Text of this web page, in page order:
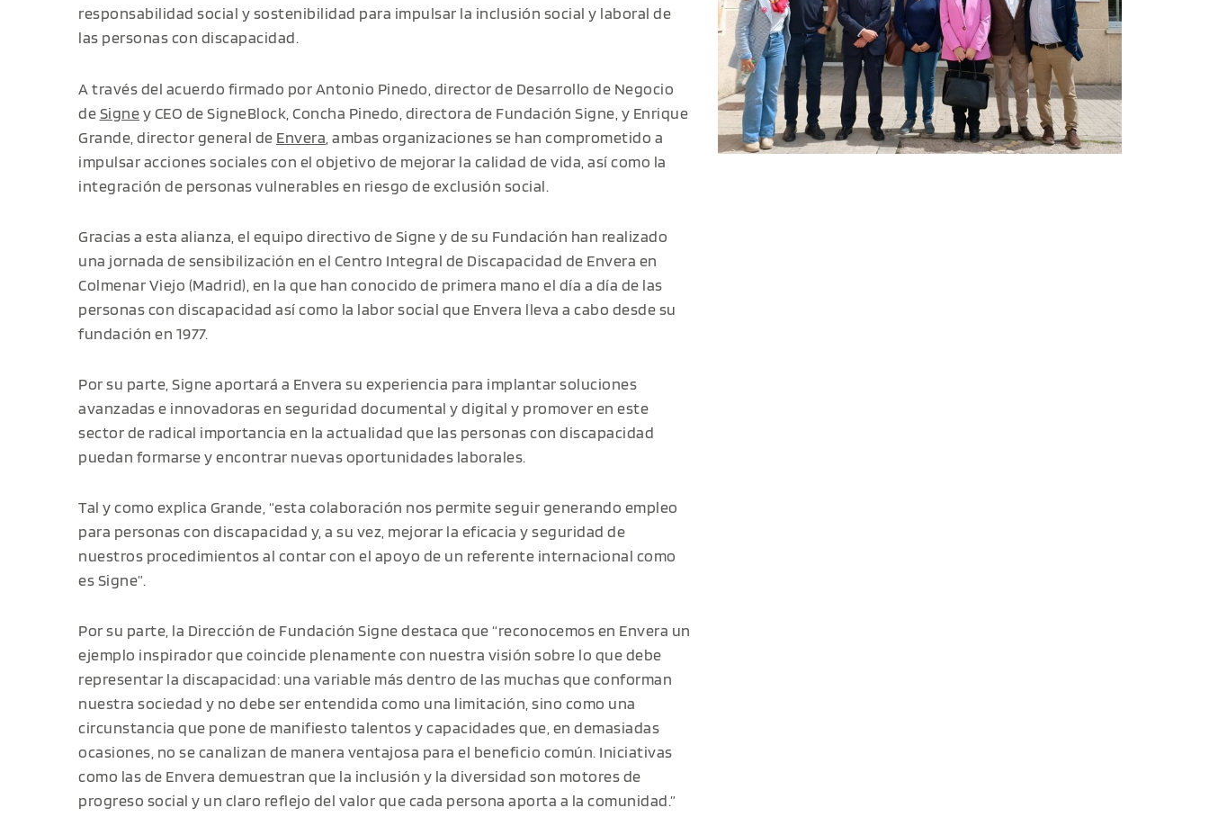
responsabilidad social y sostenibilidad para impulsar la inclusión social y laboral de
las personas con discapacidad.
A través del acuerdo firmado por Antonio Pinedo, director de Desarrollo de Negocio
deSigney CEO de SigneBlock, Concha Pinedo, directora de Fundación Signe, y Enrique
Grande, director general de Envera , ambas organizaciones se han comprometido a
impulsar acciones sociales con el objetivo de mejorar la calidad de vida, así como la
integración de personas vulnerables en riesgo de exclusión social.
Gracias a esta alianza, el equipo directivo de Signe y de su Fundación han realizado
una jornada de sensibilización en el Centro Integral de Discapacidad de Envera en
Colmenar Viejo (Madrid), en la que han conocido de primera mano el día a día de las
personas con discapacidad así como la labor social que Envera lleva a cabo desde su
fundación en 1977.
Por su parte, Signe aportará a Envera su experiencia para implantar soluciones
avanzadas e innovadoras en seguridad documental y digital y promover en este
sector de radical importancia en la actualidad que las personas con discapacidad
puedan formarse y encontrar nuevas oportunidades laborales.
Tal y como explica Grande, “esta colaboración nos permite seguir generando empleo
para personas con discapacidad y, a su vez, mejorar la eficacia y seguridad de
nuestros procedimientos al contar con el apoyo de un referente internacional como
es Signe”.
Por su parte, la Dirección de Fundación Signe destaca que “reconocemos en Envera un
ejemplo inspirador que coincide plenamente con nuestra visión sobre lo que debe
representar la discapacidad: una variable más dentro de las muchas que conforman
nuestra sociedad y no debe ser entendida como una limitación, sino como una
circunstancia que pone de manifiesto talentos y capacidades que, en demasiadas
ocasiones, no se canalizan de manera ventajosa para el beneficio común. Iniciativas
como las de Envera demuestran que la inclusión y la diversidad son motores de
progreso social y un claro reflejo del valor que cada persona aporta a la comunidad.”